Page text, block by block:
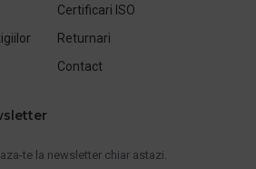
Certificari ISO
Returnari
Contact
te la newsletter chiar astazi.